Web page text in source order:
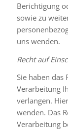
Berichtigung
sowie zu
uns wenden.
Recht auf
Sie haben das
Verarbeitung
verlangen.
wenden. Das
Verarbeitung